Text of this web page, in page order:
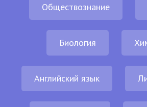
Обществознание
Биология
Английский язык